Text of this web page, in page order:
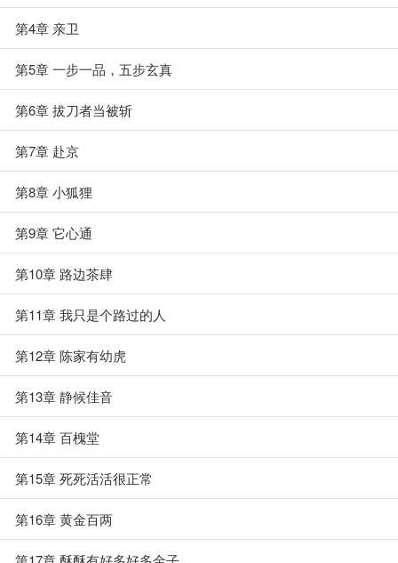
第4章 亲卫
第5章 一步一品，五步玄真
第6章 拔刀者当被斩
第7章 赴京
第8章 小狐狸
第9章 它心通
第10章 路边茶肆
第11章 我只是个路过的人
第12章 陈家有幼虎
第13章 静候佳音
第14章 百槐堂
第15章 死死活活很正常
第16章 黄金百两